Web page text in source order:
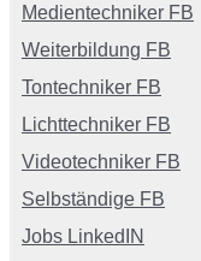
Medientechniker FB
Weiterbildung FB
Tontechniker FB
Lichttechniker FB
Videotechniker FB
Selbständige FB
Jobs LinkedIN